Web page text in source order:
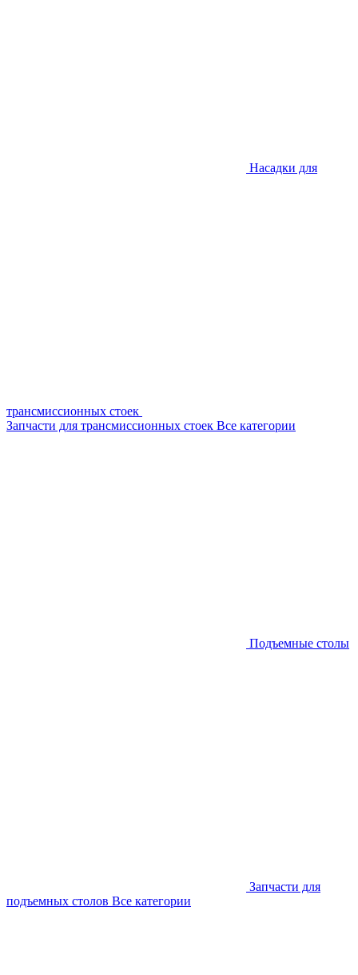
Насадки для
трансмиссионных стоек
Запчасти для трансмиссионных стоек Все категории
Подъемные столы
Запчасти для
подъемных столов Все категории